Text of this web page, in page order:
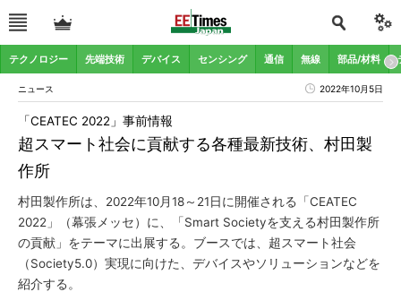
テクノロジー 先端技術 デバイス センシング 通信 無線 部品/材料
ニュース 2022年10月5日
超スマート社会に貢献する各種最新技術、村田製
作所
「CEATEC 2022」事前情報
村田製作所は、2022年10月18～21日に開催される「CEATEC
2022」（幕張メッセ）に、「Smart Societyを支える村田製作所
の貢献」をテーマに出展する。ブースでは、超スマート社会
（Society5.0）実現に向けた、デバイスやソリューションなどを
紹介する。